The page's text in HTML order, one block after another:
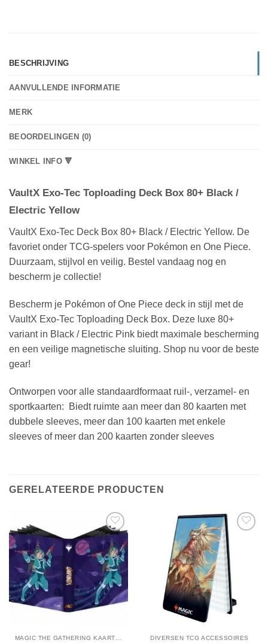
BESCHRIJVING
AANVULLENDE INFORMATIE
MERK
BEOORDELINGEN (0)
WINKEL INFO 🔻
VaultX Exo-Tec Toploading Deck Box 80+ Black /
Electric Yellow
VaultX Exo-Tec Deck Box 80+ Black / Electric Yellow. De
favoriet onder TCG-spelers voor Pokémon en One Piece.
Duurzaam, stijlvol en veilig. Bestel vandaag nog en
bescherm je collectie!
Bescherm je Pokémon of One Piece deck in stijl met de
VaultX Exo-Tec Toploading Deck Box. Deze luxe 80+
variant in Black / Electric Pink biedt maximale bescherming
en een veilige magnetische sluiting. Shop nu voor de beste
gear!
Ontworpen voor alle standaardformaat ruil-, verzamel- en
sportkaarten: Biedt ruimte aan meer dan 80 kaarten met
dubbele sleeves, meer dan 100 kaarten met enkele
sleeves of meer dan 200 kaarten zonder sleeves
GERELATEERDE PRODUCTEN
DIVERSEN TCG ACCESSOIRES